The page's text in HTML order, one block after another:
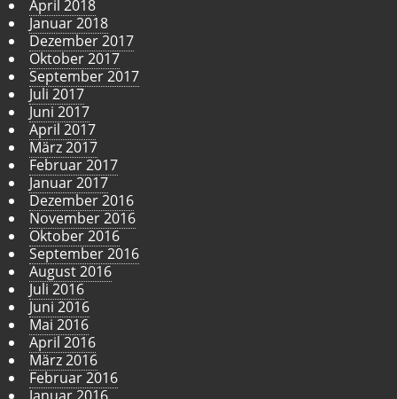
April 2018
Januar 2018
Dezember 2017
Oktober 2017
September 2017
Juli 2017
Juni 2017
April 2017
März 2017
Februar 2017
Januar 2017
Dezember 2016
November 2016
Oktober 2016
September 2016
August 2016
Juli 2016
Juni 2016
Mai 2016
April 2016
März 2016
Februar 2016